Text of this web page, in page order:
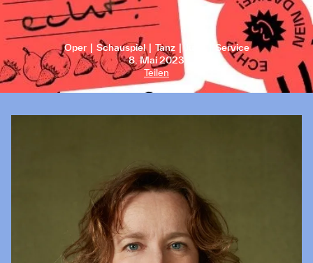
Oper Schauspiel Tanz
Service
8. Mai 2023
Teilen